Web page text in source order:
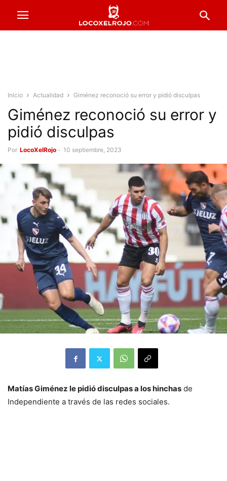
Inicio Actualidad Giménez reconoció su error y pidió disculpas
Giménez reconoció su error y
pidió disculpas
Por LocoXelRojo - 10 septiembre, 2023
Matías Giménez le pidió disculpas a los hinchas de
Independiente a través de las redes sociales.